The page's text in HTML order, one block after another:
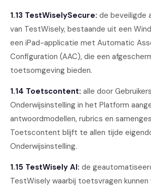
1.13 TestWiselySecure: de beveiligde
van TestWisely, bestaande uit een
een iPad-applicatie met Automatic
Configuration (AAC), die een
toetsomgeving bieden.
1.14 Toetscontent: alle door
Onderwijsinstelling in het Platform
antwoordmodellen, rubrics en
Toetscontent blijft te allen tijde
Onderwijsinstelling.
1.15 TestWisely AI: de
TestWisely waarbij toetsvragen kunnen